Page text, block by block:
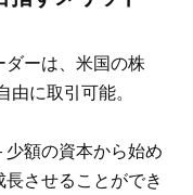
ダーは、米国の株
に取引可能。
少額の資本から始め
させることができ